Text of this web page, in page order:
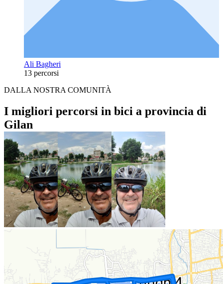
Ali Bagheri
13 percorsi
DALLA NOSTRA COMUNITÀ
I migliori percorsi in bici a provincia di
Gilan